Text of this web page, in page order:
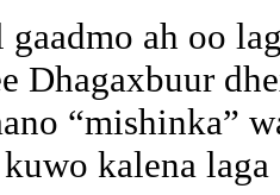
ah oo
Dhagaxbuur
“mishinka”
kalena laga